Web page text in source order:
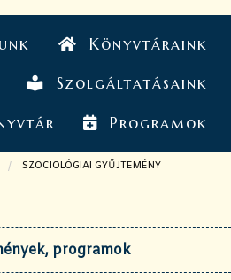
Könyvtáraink
Szolgáltatásaink
Programok
JELENLEGI OLDAL:
SZOCIOLÓGIAI GYŰJTEMÉNY
programok